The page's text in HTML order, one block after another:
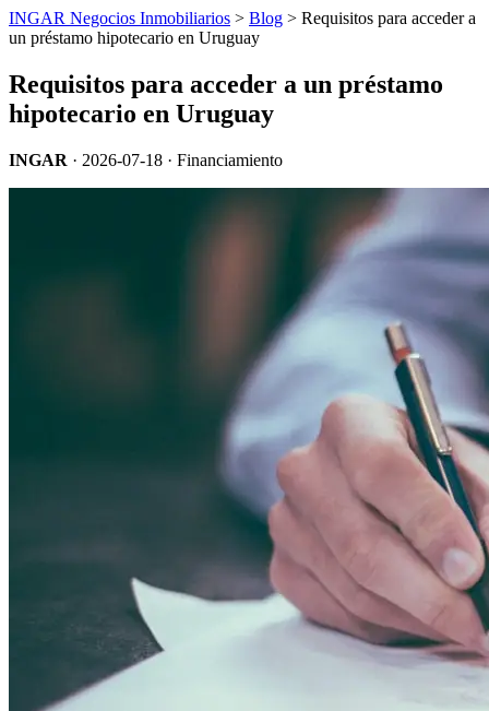
INGAR Negocios Inmobiliarios > Blog > Requisitos para acceder a
un préstamo hipotecario en Uruguay
Requisitos para acceder a un préstamo
hipotecario en Uruguay
INGAR · 2026-07-18 · Financiamiento